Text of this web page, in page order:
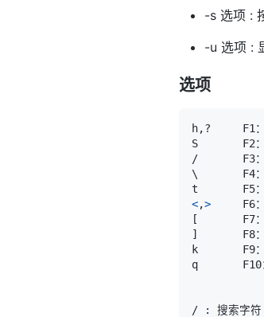
-s 选项 :
-u 选项 :
选项
\
<,>
[
]
/ :